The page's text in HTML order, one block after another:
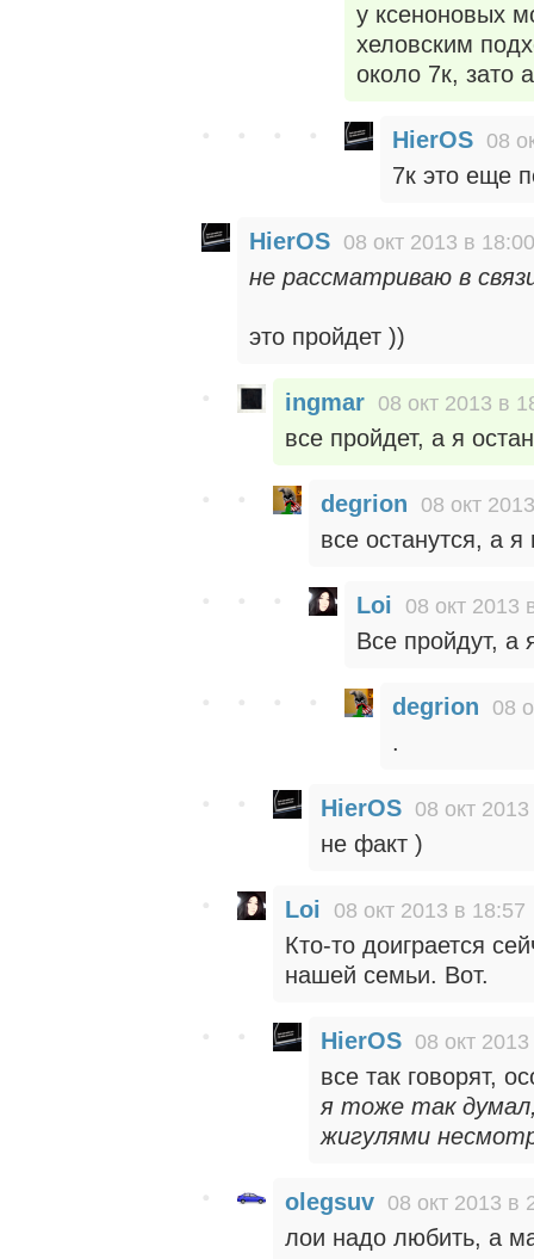
у ксеноновых
хеловским
около 7к, зато
HierOS 08
7к это еще
HierOS 08 окт 2013 в 18:00
не рассматриваю в
это пройдет ))
ingmar 08 окт 2013 в
все пройдет, а я
degrion 08 окт
все останутся, а я
Loi 08 окт 2013
Все пройдут, а
degrion 08
.
HierOS 08 окт
не факт )
Loi 08 окт 2013 в 18:57
Кто-то доиграется
нашей семьи. Вот.
HierOS 08 окт
все так говорят,
я тоже так
жигулями
olegsuv 08 окт 2013 в
лои надо любить, а